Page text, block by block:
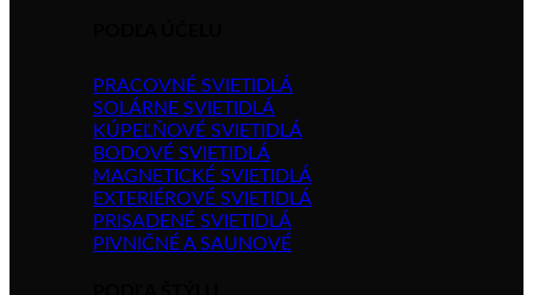
PRACOVNÉ SVIETIDLÁ
SOLÁRNE SVIETIDLÁ
KÚPEĽŇOVÉ SVIETIDLÁ
BODOVÉ SVIETIDLÁ
MAGNETICKÉ SVIETIDLÁ
EXTERIÉROVÉ SVIETIDLÁ
PRISADENÉ SVIETIDLÁ
PIVNIČNÉ A SAUNOVÉ